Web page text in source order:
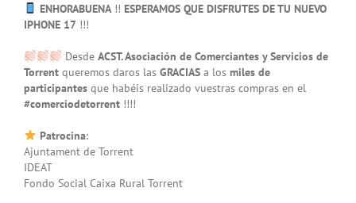
ENHORABUENA!! ESPERAMOS QUE DISFRUTES DE TU NUEVO
IPHONE 17 !!!
Desde ACST. Asociación de Comerciantes y Servicios de
Torrent queremos daros las GRACIAS a los miles de
participantes que habéis realizado vuestras compras en el
#comerciodetorrent !!!!
Patrocina:
Ajuntament de Torrent
IDEAT
Fondo Social Caixa Rural Torrent